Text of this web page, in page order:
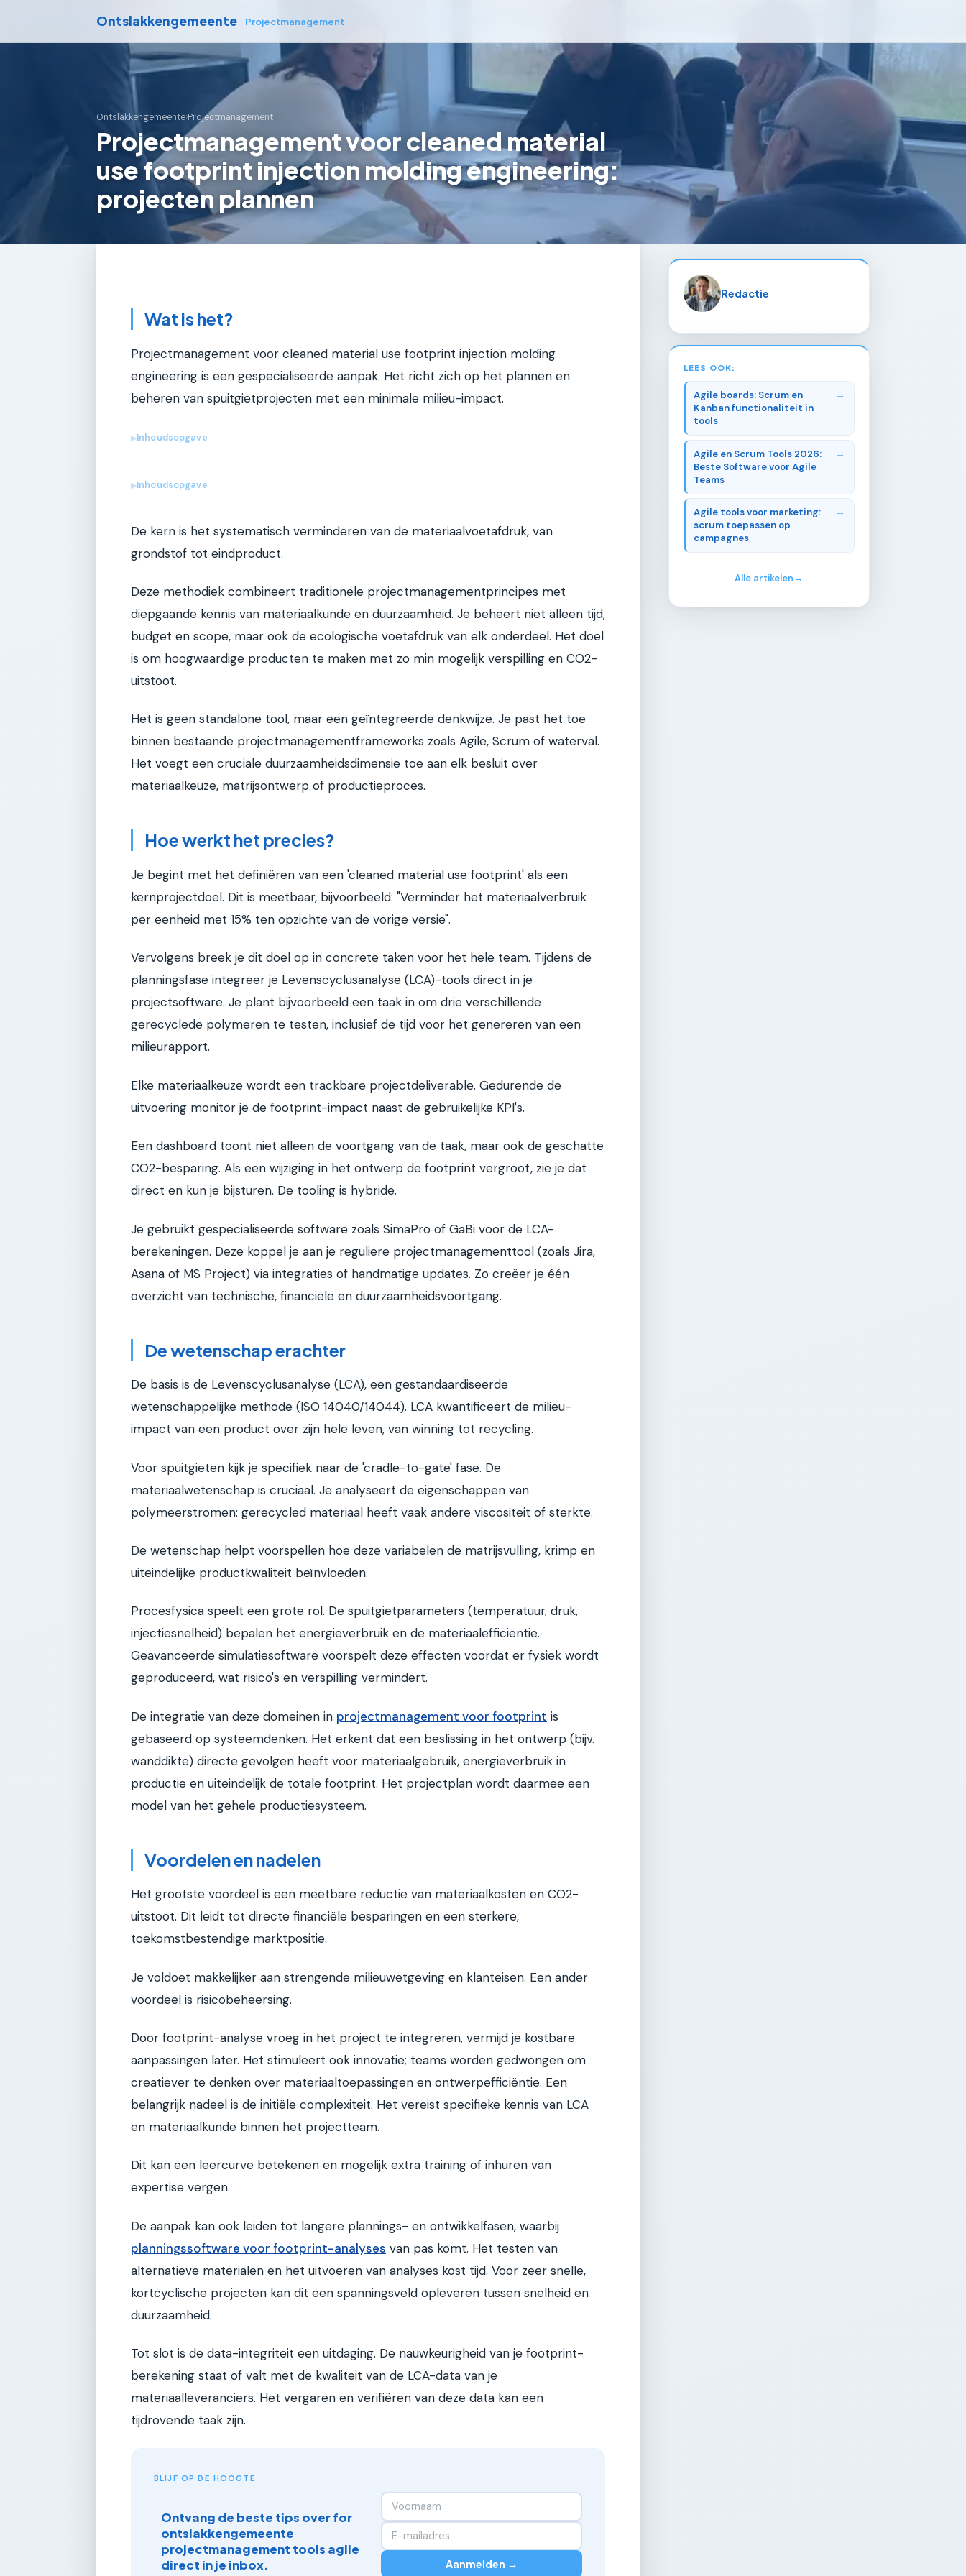
Ontslakkengemeente Projectmanagement
Ontslakkengemeente›Projectmanagement
Projectmanagement voor cleaned material
use footprint injection molding engineering:
projecten plannen
Wat is het?
Projectmanagement voor cleaned material use footprint injection molding
engineering is een gespecialiseerde aanpak. Het richt zich op het plannen en
beheren van spuitgietprojecten met een minimale milieu-impact.
▶Inhoudsopgave
▶Inhoudsopgave
De kern is het systematisch verminderen van de materiaalvoetafdruk, van
grondstof tot eindproduct.
Deze methodiek combineert traditionele projectmanagementprincipes met
diepgaande kennis van materiaalkunde en duurzaamheid. Je beheert niet alleen tijd,
budget en scope, maar ook de ecologische voetafdruk van elk onderdeel. Het doel
is om hoogwaardige producten te maken met zo min mogelijk verspilling en CO2-
uitstoot.
Het is geen standalone tool, maar een geïntegreerde denkwijze. Je past het toe
binnen bestaande projectmanagementframeworks zoals Agile, Scrum of waterval.
Het voegt een cruciale duurzaamheidsdimensie toe aan elk besluit over
materiaalkeuze, matrijsontwerp of productieproces.
Hoe werkt het precies?
Je begint met het definiëren van een 'cleaned material use footprint' als een
kernprojectdoel. Dit is meetbaar, bijvoorbeeld: "Verminder het materiaalverbruik
per eenheid met 15% ten opzichte van de vorige versie".
Vervolgens breek je dit doel op in concrete taken voor het hele team. Tijdens de
planningsfase integreer je Levenscyclusanalyse (LCA)-tools direct in je
projectsoftware. Je plant bijvoorbeeld een taak in om drie verschillende
gerecyclede polymeren te testen, inclusief de tijd voor het genereren van een
milieurapport.
Elke materiaalkeuze wordt een trackbare projectdeliverable. Gedurende de
uitvoering monitor je de footprint-impact naast de gebruikelijke KPI's.
Een dashboard toont niet alleen de voortgang van de taak, maar ook de geschatte
CO2-besparing. Als een wijziging in het ontwerp de footprint vergroot, zie je dat
direct en kun je bijsturen. De tooling is hybride.
Je gebruikt gespecialiseerde software zoals SimaPro of GaBi voor de LCA-
berekeningen. Deze koppel je aan je reguliere projectmanagementtool (zoals Jira,
Asana of MS Project) via integraties of handmatige updates. Zo creëer je één
overzicht van technische, financiële en duurzaamheidsvoortgang.
De wetenschap erachter
De basis is de Levenscyclusanalyse (LCA), een gestandaardiseerde
wetenschappelijke methode (ISO 14040/14044). LCA kwantificeert de milieu-
impact van een product over zijn hele leven, van winning tot recycling.
Voor spuitgieten kijk je specifiek naar de 'cradle-to-gate' fase. De
materiaalwetenschap is cruciaal. Je analyseert de eigenschappen van
polymeerstromen: gerecycled materiaal heeft vaak andere viscositeit of sterkte.
De wetenschap helpt voorspellen hoe deze variabelen de matrijsvulling, krimp en
uiteindelijke productkwaliteit beïnvloeden.
Procesfysica speelt een grote rol. De spuitgietparameters (temperatuur, druk,
injectiesnelheid) bepalen het energieverbruik en de materiaalefficiëntie.
Geavanceerde simulatiesoftware voorspelt deze effecten voordat er fysiek wordt
geproduceerd, wat risico's en verspilling vermindert.
De integratie van deze domeinen in projectmanagement voor footprint is
gebaseerd op systeemdenken. Het erkent dat een beslissing in het ontwerp (bijv.
wanddikte) directe gevolgen heeft voor materiaalgebruik, energieverbruik in
productie en uiteindelijk de totale footprint. Het projectplan wordt daarmee een
model van het gehele productiesysteem.
Voordelen en nadelen
Het grootste voordeel is een meetbare reductie van materiaalkosten en CO2-
uitstoot. Dit leidt tot directe financiële besparingen en een sterkere,
toekomstbestendige marktpositie.
Je voldoet makkelijker aan strengende milieuwetgeving en klanteisen. Een ander
voordeel is risicobeheersing.
Door footprint-analyse vroeg in het project te integreren, vermijd je kostbare
aanpassingen later. Het stimuleert ook innovatie; teams worden gedwongen om
creatiever te denken over materiaaltoepassingen en ontwerpefficiëntie. Een
belangrijk nadeel is de initiële complexiteit. Het vereist specifieke kennis van LCA
en materiaalkunde binnen het projectteam.
Dit kan een leercurve betekenen en mogelijk extra training of inhuren van
expertise vergen.
De aanpak kan ook leiden tot langere plannings- en ontwikkelfasen, waarbij
planningssoftware voor footprint-analyses van pas komt. Het testen van
alternatieve materialen en het uitvoeren van analyses kost tijd. Voor zeer snelle,
kortcyclische projecten kan dit een spanningsveld opleveren tussen snelheid en
duurzaamheid.
Tot slot is de data-integriteit een uitdaging. De nauwkeurigheid van je footprint-
berekening staat of valt met de kwaliteit van de LCA-data van je
materiaalleveranciers. Het vergaren en verifiëren van deze data kan een
tijdrovende taak zijn.
BLIJF OP DE HOOGTE
Ontvang de beste tips over for
ontslakkengemeente
projectmanagement tools agile
direct in je inbox.
Aanmelden →
Redactie
LEES OOK:
Agile boards: Scrum en
Kanban functionaliteit in
tools
Agile en Scrum Tools 2026:
Beste Software voor Agile
Teams
Agile tools voor marketing:
scrum toepassen op
campagnes
Alle artikelen